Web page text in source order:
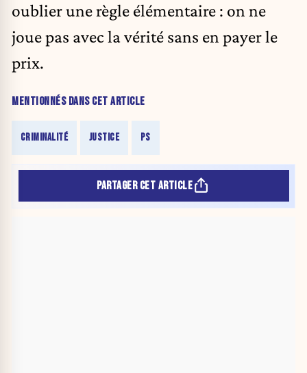
oublier une règle élémentaire : on ne
joue pas avec la vérité sans en payer le
prix.
MENTIONNÉS DANS CET ARTICLE
CRIMINALITÉ JUSTICE PS
PARTAGER CET ARTICLE